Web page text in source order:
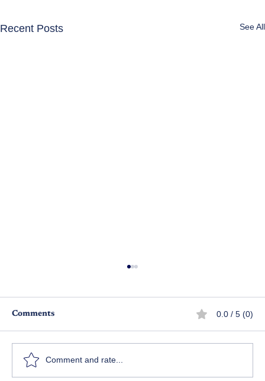
Recent Posts See All
ఉగాది షడ్రుచుల కథల పోటీలు
Comments 0.0 / 5 (0)
Comment and rate...